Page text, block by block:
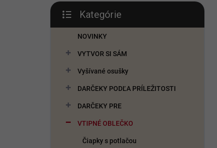
B
č
kategórie
Kategórie
NOVINKY
VYTVOR SI SÁM
Vyšívané osušky
DARČEKY PODĽA PRÍLEŽITOSTI
DARČEKY PRE
VTIPNÉ OBLEČKO
Čiapky s potlačou